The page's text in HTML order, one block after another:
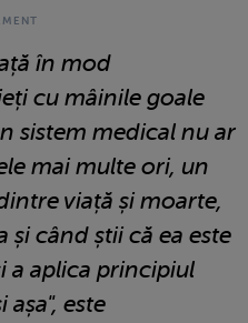
în mod
cu mâinile goale
sistem medical nu ar
mai multe ori, un
viață și moarte,
și când știi că ea este
a aplica principiul
este